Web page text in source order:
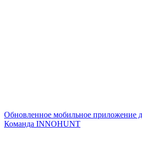
Обновленное мобильное приложение
Команда INNOHUNT